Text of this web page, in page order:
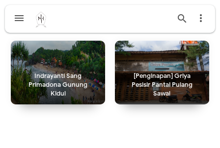
  
Indrayanti Sang
Primadona Gunung
Kidul
[Penginapan] Griya
Pesisir Pantai Pulang
Sawal